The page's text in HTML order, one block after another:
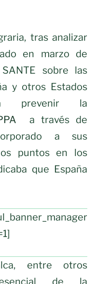
tras analizar
en marzo de
sobre las
y otros Estados
prevenir la
a través de
a sus
puntos en los
que España
entre otros
de la